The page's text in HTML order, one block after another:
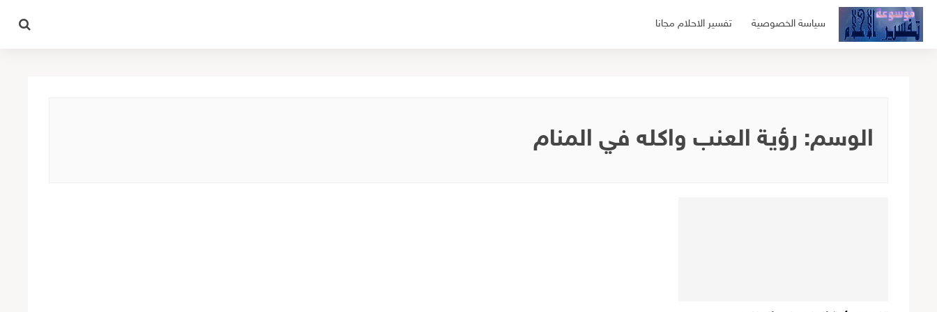
التجاوز
سياسة الخصوصية تفسير الاحلام مجانا
الوسم: رؤية العنب واكله في المنام